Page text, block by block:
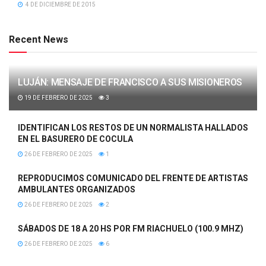
4 DE DICIEMBRE DE 2015
Recent News
LUJÁN: MENSAJE DE FRANCISCO A SUS MISIONEROS
19 DE FEBRERO DE 2025 3
IDENTIFICAN LOS RESTOS DE UN NORMALISTA HALLADOS
EN EL BASURERO DE COCULA
26 DE FEBRERO DE 2025 1
REPRODUCIMOS COMUNICADO DEL FRENTE DE ARTISTAS
AMBULANTES ORGANIZADOS
26 DE FEBRERO DE 2025 2
SÁBADOS DE 18 A 20 HS POR FM RIACHUELO (100.9 MHZ)
26 DE FEBRERO DE 2025 6